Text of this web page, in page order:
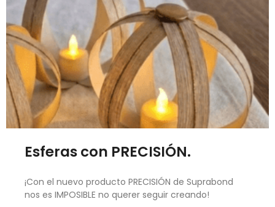
Esferas con PRECISIÓN.
¡Con el nuevo producto PRECISIÓN de Suprabond
nos es IMPOSIBLE no querer seguir creando!